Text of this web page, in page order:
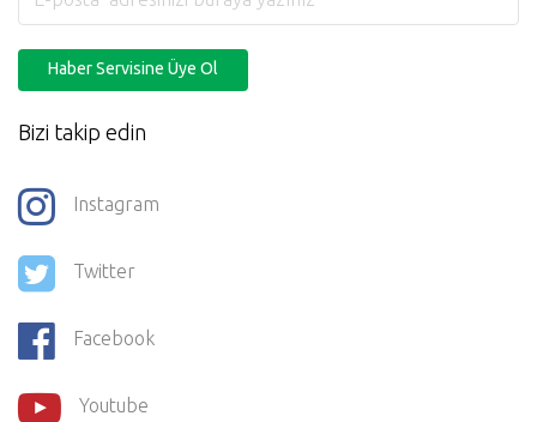
Haber Servisine Üye Ol
Bizi takip edin
Instagram
Twitter
Facebook
Youtube